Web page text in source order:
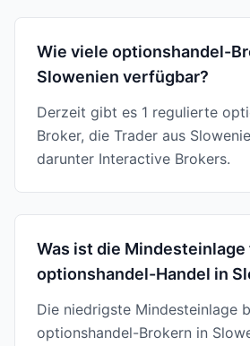
Wie viele optionshandel-
Slowenien verfügbar?
Derzeit gibt es 1 regulierte
Broker, die Trader aus
darunter Interactive Brokers.
Was ist die Mindesteinlage
optionshandel-Handel in
Die niedrigste Mindesteinlage
optionshandel-Brokern in